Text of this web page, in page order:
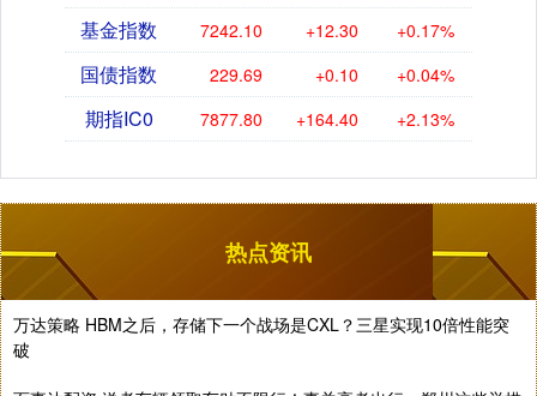
基金指数 7242.10 +12.30 +0.17%
国债指数 229.69 +0.10 +0.04%
期指IC0 7877.80 +164.40 +2.13%
热点资讯
万达策略 HBM之后，存储下一个战场是CXL？三星实现10倍性能突
破